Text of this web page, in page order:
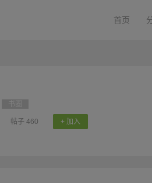
首页
帖子 460 + 加入